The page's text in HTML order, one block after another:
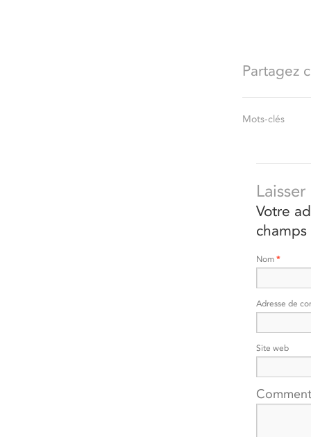
Partagez
Mots-clés
Votre
Nom *
Adresse de
Site web